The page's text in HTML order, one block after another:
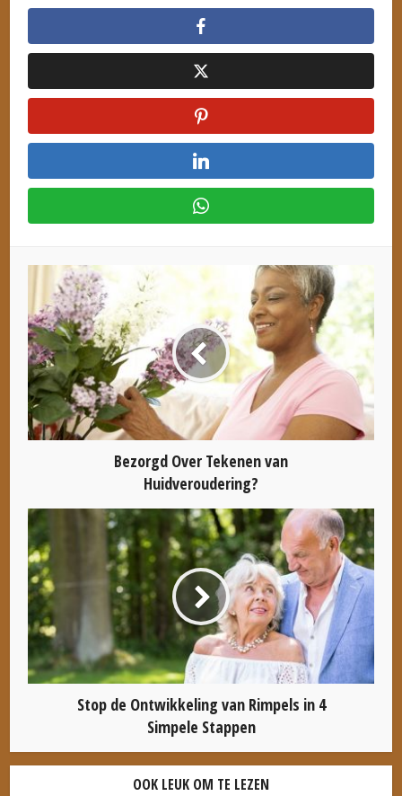
Bezorgd Over Tekenen van
Huidveroudering?
Stop de Ontwikkeling van Rimpels in 4
Simpele Stappen
OOK LEUK OM TE LEZEN